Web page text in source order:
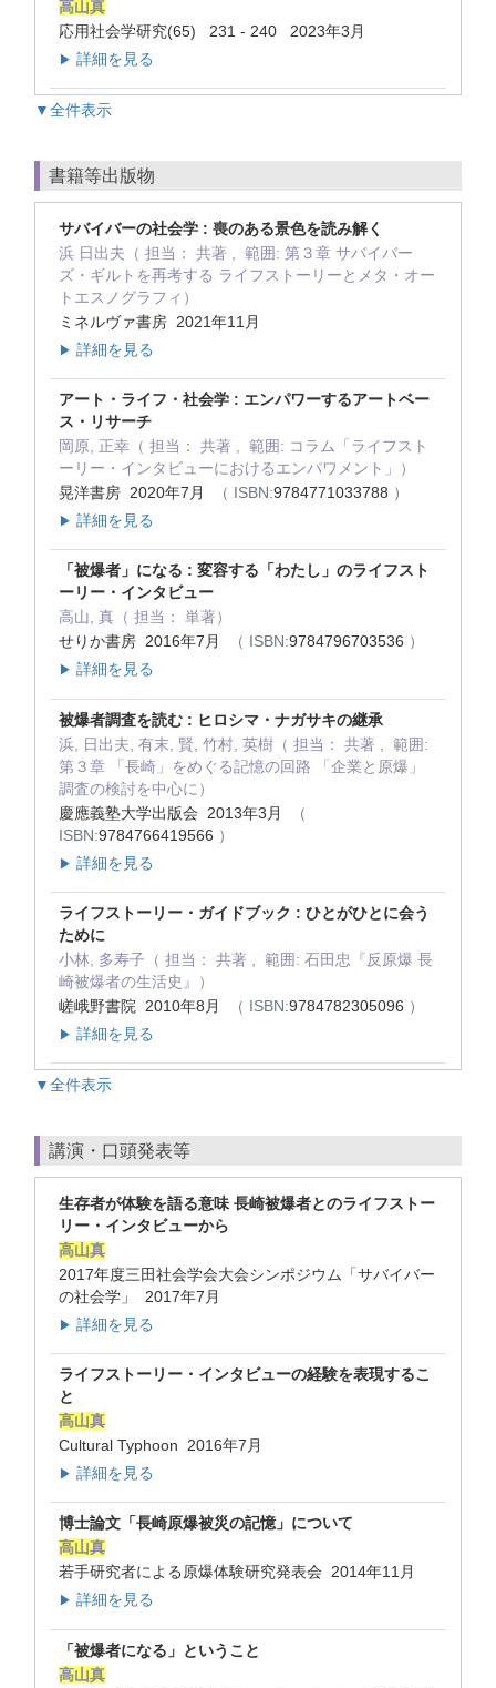
高山真
応用社会学研究(65) 231 - 240 2023年3月
▶ 詳細を見る
▼全件表示
書籍等出版物
サバイバーの社会学 : 喪のある景色を読み解く
浜 日出夫（ 担当： 共著 , 範囲: 第３章 サバイバー
ズ・ギルトを再考する ライフストーリーとメタ・オー
トエスノグラフィ）
ミネルヴァ書房 2021年11月
▶ 詳細を見る
アート・ライフ・社会学 : エンパワーするアートベー
ス・リサーチ
岡原, 正幸（ 担当： 共著 , 範囲: コラム「ライフスト
ーリー・インタビューにおけるエンパワメント」）
晃洋書房 2020年7月
（ ISBN:9784771033788 ）
▶ 詳細を見る
「被爆者」になる : 変容する「わたし」のライフスト
ーリー・インタビュー
高山, 真（ 担当： 単著）
せりか書房 2016年7月
（ ISBN:9784796703536 ）
▶ 詳細を見る
被爆者調査を読む : ヒロシマ・ナガサキの継承
浜, 日出夫, 有末, 賢, 竹村, 英樹（ 担当： 共著 , 範囲:
第３章 「長崎」をめぐる記憶の回路 「企業と原爆」
調査の検討を中心に）
慶應義塾大学出版会 2013年3月
（
ISBN:9784766419566 ）
▶ 詳細を見る
ライフストーリー・ガイドブック : ひとがひとに会う
ために
小林, 多寿子（ 担当： 共著 , 範囲: 石田忠『反原爆 長
崎被爆者の生活史』）
嵯峨野書院 2010年8月
（ ISBN:9784782305096 ）
▶ 詳細を見る
▼全件表示
講演・口頭発表等
生存者が体験を語る意味 長崎被爆者とのライフストー
リー・インタビューから
高山真
2017年度三田社会学会大会シンポジウム「サバイバー
の社会学」 2017年7月
▶ 詳細を見る
ライフストーリー・インタビューの経験を表現するこ
と
高山真
Cultural Typhoon 2016年7月
▶ 詳細を見る
博士論文「長崎原爆被災の記憶」について
高山真
若手研究者による原爆体験研究発表会 2014年11月
▶ 詳細を見る
「被爆者になる」ということ
高山真